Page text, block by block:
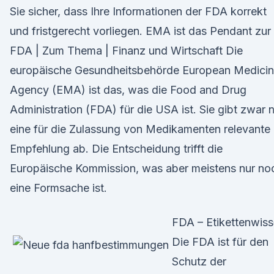
Sie sicher, dass Ihre Informationen der FDA korrekt
und fristgerecht vorliegen. EMA ist das Pendant zur
FDA | Zum Thema | Finanz und Wirtschaft Die
europäische Gesundheitsbehörde European
Agency (EMA) ist das, was die Food and Drug
Administration (FDA) für die USA ist. Sie gibt zwar
eine für die Zulassung von Medikamenten relevante
Empfehlung ab. Die Entscheidung trifft die
Europäische Kommission, was aber meistens nur
eine Formsache ist.
FDA –
Die FDA ist für den
Schutz der